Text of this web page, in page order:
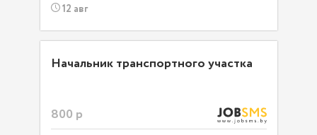
12 авг
Начальник транспортного участка
800 р